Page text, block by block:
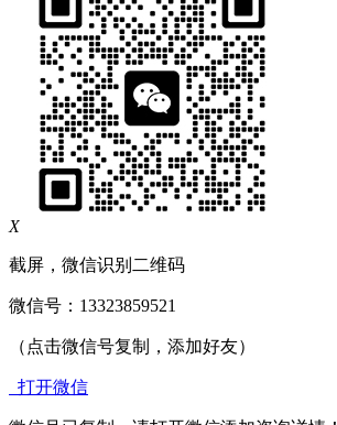
X
截屏，微信识别二维码
微信号： 13323859521
（点击微信号复制，添加好友）
打开微信